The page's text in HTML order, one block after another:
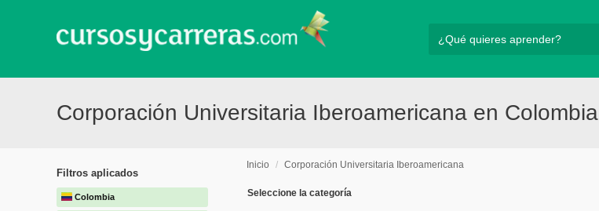
Corporación Universitaria Iberoamericana en Colombia
Filtros aplicados
Colombia
Inicio / Corporación Universitaria Iberoamericana
Seleccione la categoría